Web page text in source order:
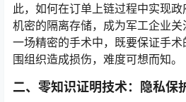
此，如何在订单上链过程中实现
机密的隔离存储，成为军工企业
一场精密的手术中，既要保证手
围组织造成损伤，难度可想而知。
二、零知识证明技术：隐私保